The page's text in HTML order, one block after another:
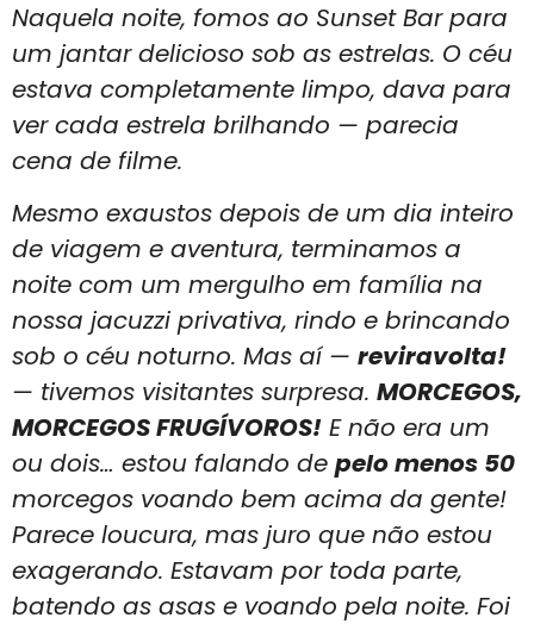
Naquela noite, fomos ao Sunset Bar para
um jantar delicioso sob as estrelas. O céu
estava completamente limpo, dava para
ver cada estrela brilhando — parecia
cena de filme.
Mesmo exaustos depois de um dia inteiro
de viagem e aventura, terminamos a
noite com um mergulho em família na
nossa jacuzzi privativa, rindo e brincando
sob o céu noturno. Mas aí — reviravolta!
— tivemos visitantes surpresa. MORCEGOS,
MORCEGOS FRUGÍVOROS! E não era um
ou dois… estou falando de pelo menos 50
morcegos voando bem acima da gente!
Parece loucura, mas juro que não estou
exagerando. Estavam por toda parte,
batendo as asas e voando pela noite. Foi